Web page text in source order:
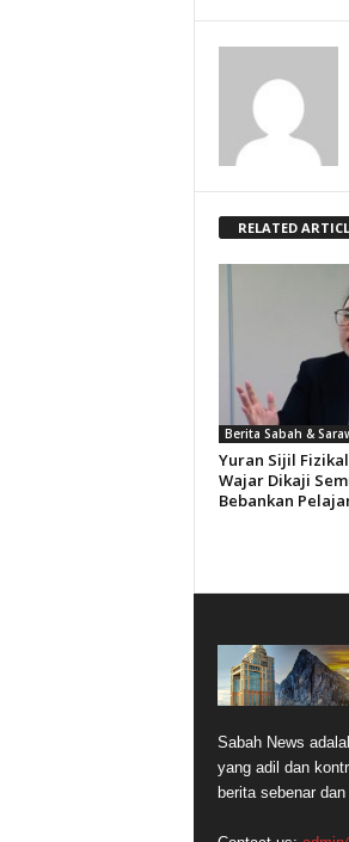
RELATED
Berita Sabah &
Yuran Sijil Fizikal
Wajar Dikaji
Bebankan
Sabah News
yang adil dan
berita sebenar